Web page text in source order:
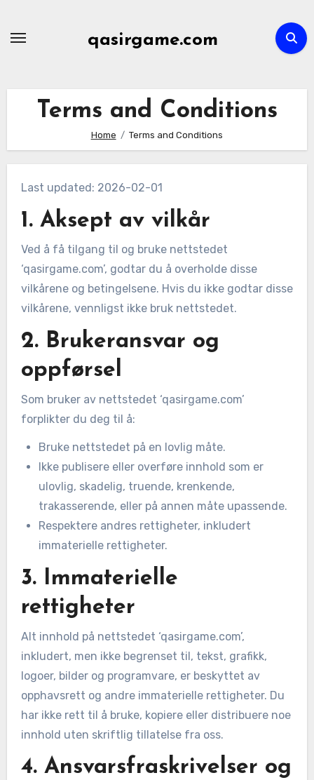
qasirgame.com
Terms and Conditions
Home Terms and Conditions
Last updated: 2026-02-01
1. Aksept av vilkår
Ved å få tilgang til og bruke nettstedet
‘qasirgame.com’, godtar du å overholde disse
vilkårene og betingelsene. Hvis du ikke godtar disse
vilkårene, vennligst ikke bruk nettstedet.
2. Brukeransvar og
oppførsel
Som bruker av nettstedet ‘qasirgame.com’
forplikter du deg til å:
Bruke nettstedet på en lovlig måte.
Ikke publisere eller overføre innhold som er
ulovlig, skadelig, truende, krenkende,
trakasserende, eller på annen måte upassende.
Respektere andres rettigheter, inkludert
immaterielle rettigheter.
3. Immaterielle
rettigheter
Alt innhold på nettstedet ‘qasirgame.com’,
inkludert, men ikke begrenset til, tekst, grafikk,
logoer, bilder og programvare, er beskyttet av
opphavsrett og andre immaterielle rettigheter. Du
har ikke rett til å bruke, kopiere eller distribuere noe
innhold uten skriftlig tillatelse fra oss.
4. Ansvarsfraskrivelser og